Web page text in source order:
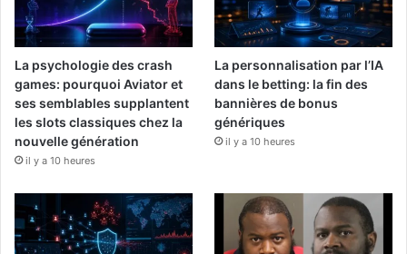
La psychologie des crash
games: pourquoi Aviator et
ses semblables supplantent
les slots classiques chez la
nouvelle génération
il y a 10 heures
La personnalisation par l’IA
dans le betting: la fin des
bannières de bonus
génériques
il y a 10 heures